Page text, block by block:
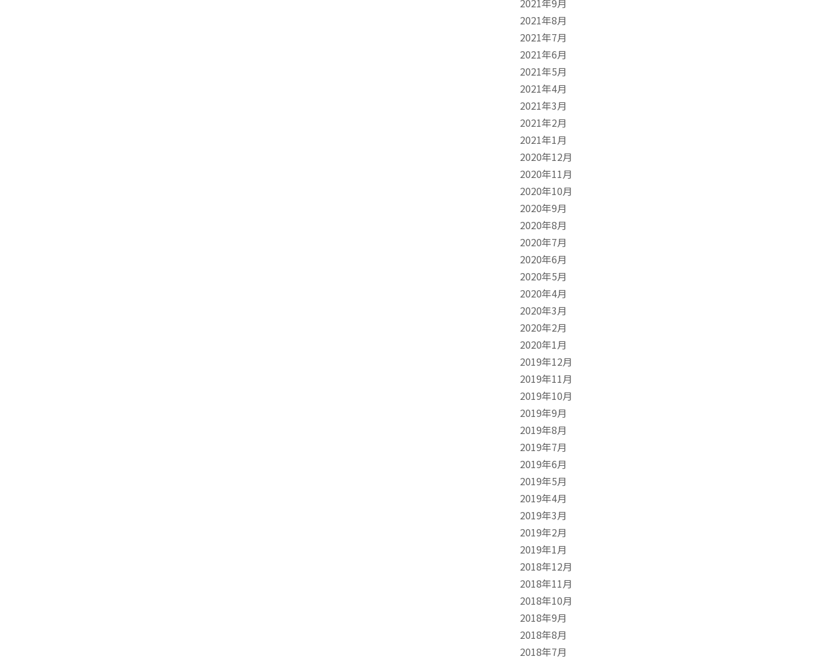
2021年9月
2021年8月
2021年7月
2021年6月
2021年5月
2021年4月
2021年3月
2021年2月
2021年1月
2020年12月
2020年11月
2020年10月
2020年9月
2020年8月
2020年7月
2020年6月
2020年5月
2020年4月
2020年3月
2020年2月
2020年1月
2019年12月
2019年11月
2019年10月
2019年9月
2019年8月
2019年7月
2019年6月
2019年5月
2019年4月
2019年3月
2019年2月
2019年1月
2018年12月
2018年11月
2018年10月
2018年9月
2018年8月
2018年7月